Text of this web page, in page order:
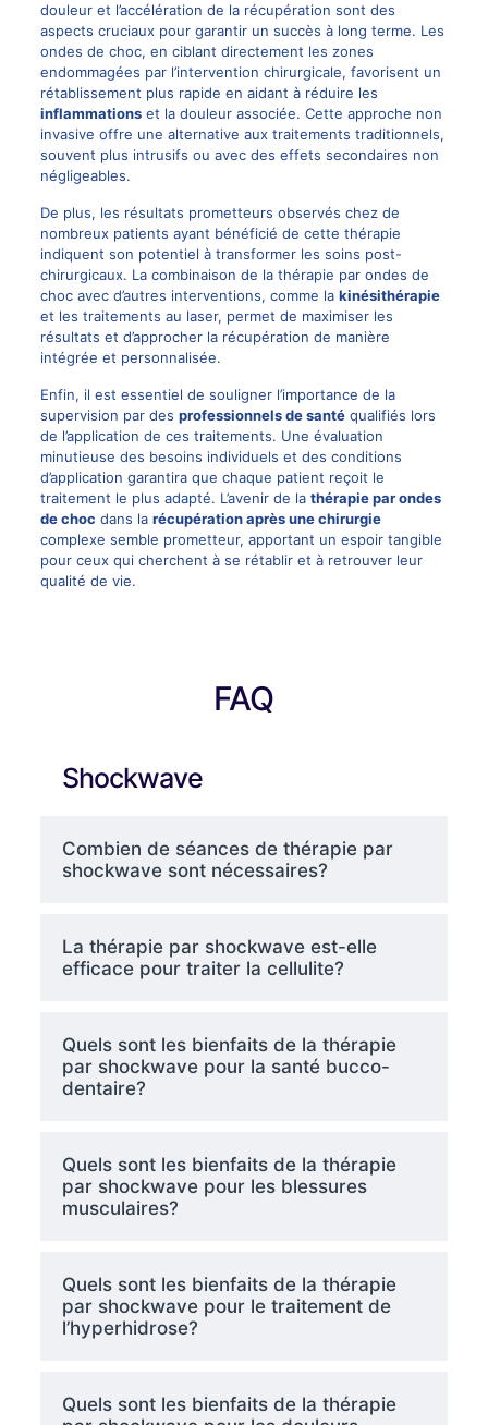
douleur et l’accélération de la récupération sont des
aspects cruciaux pour garantir un succès à long terme. Les
ondes de choc, en ciblant directement les zones
endommagées par l’intervention chirurgicale, favorisent un
rétablissement plus rapide en aidant à réduire les
inflammationset la douleur associée. Cette approche non
invasive offre une alternative aux traitements traditionnels,
souvent plus intrusifs ou avec des effets secondaires non
négligeables.
De plus, les résultats prometteurs observés chez de
nombreux patients ayant bénéficié de cette thérapie
indiquent son potentiel à transformer les soins post-
chirurgicaux. La combinaison de la thérapie par ondes de
choc avec d’autres interventions, comme la kinésithérapie
et les traitements au laser, permet de maximiser les
résultats et d’approcher la récupération de manière
intégrée et personnalisée.
Enfin, il est essentiel de souligner l’importance de la
supervision par des professionnels de santéqualifiés lors
de l’application de ces traitements. Une évaluation
minutieuse des besoins individuels et des conditions
d’application garantira que chaque patient reçoit le
traitement le plus adapté. L’avenir de la thérapie par ondes
de choc dans la récupération après une chirurgie
complexe semble prometteur, apportant un espoir tangible
pour ceux qui cherchent à se rétablir et à retrouver leur
qualité de vie.
FAQ
Shockwave
Combien de séances de thérapie par
shockwave sont nécessaires?
La thérapie par shockwave est-elle
efficace pour traiter la cellulite?
Quels sont les bienfaits de la thérapie
par shockwave pour la santé bucco-
dentaire?
Quels sont les bienfaits de la thérapie
par shockwave pour les blessures
musculaires?
Quels sont les bienfaits de la thérapie
par shockwave pour le traitement de
l’hyperhidrose?
Quels sont les bienfaits de la thérapie